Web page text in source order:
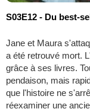
S03E12 - Du best-
Jane et Maura
a été retrouvé mort.
grâce à ses livres.
pendaison, mais
que l'histoire ne
réexaminer une